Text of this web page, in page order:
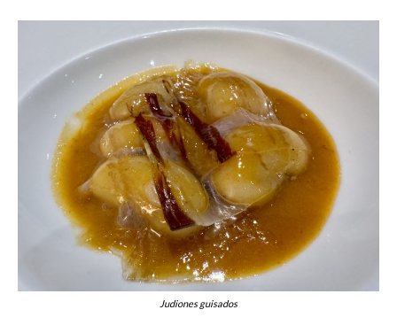
Judiones guisados